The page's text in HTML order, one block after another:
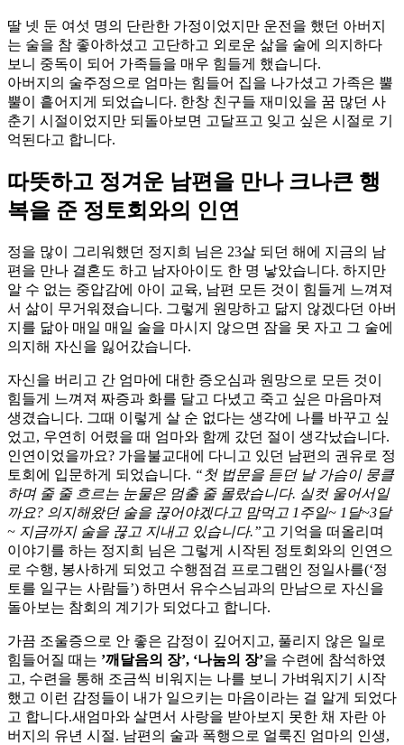
딸 넷 둔 여섯 명의 단란한 가정이었지만 운전을 했던 아버지
는 술을 참 좋아하셨고 고단하고 외로운 삶을 술에 의지하다
보니 중독이 되어 가족들을 매우 힘들게 했습니다.
아버지의 술주정으로 엄마는 힘들어 집을 나가셨고 가족은 뿔
뿔이 흩어지게 되었습니다. 한창 친구들 재미있을 꿈 많던 사
춘기 시절이었지만 되돌아보면 고달프고 잊고 싶은 시절로 기
억된다고 합니다.
따뜻하고 정겨운 남편을 만나 크나큰 행
복을 준 정토회와의 인연
정을 많이 그리워했던 정지희 님은 23살 되던 해에 지금의 남
편을 만나 결혼도 하고 남자아이도 한 명 낳았습니다. 하지만
알 수 없는 중압감에 아이 교육, 남편 모든 것이 힘들게 느껴져
서 삶이 무거워졌습니다. 그렇게 원망하고 닮지 않겠다던 아버
지를 닮아 매일 매일 술을 마시지 않으면 잠을 못 자고 그 술에
의지해 자신을 잃어갔습니다.
자신을 버리고 간 엄마에 대한 증오심과 원망으로 모든 것이
힘들게 느껴져 짜증과 화를 달고 다녔고 죽고 싶은 마음마져
생겼습니다. 그때 이렇게 살 순 없다는 생각에 나를 바꾸고 싶
었고, 우연히 어렸을 때 엄마와 함께 갔던 절이 생각났습니다.
인연이었을까요? 가을불교대에 다니고 있던 남편의 권유로 정
토회에 입문하게 되었습니다. “첫 법문을 듣던 날 가슴이 뭉클
하며 줄 줄 흐르는 눈물은 멈출 줄 몰랐습니다. 실컷 울어서일
까요? 의지해왔던 술을 끊어야겠다고 맘먹고 1주일~ 1달~3달
~ 지금까지 술을 끊고 지내고 있습니다.”고 기억을 떠올리며
이야기를 하는 정지희 님은 그렇게 시작된 정토회와의 인연으
로 수행, 봉사하게 되었고 수행점검 프로그램인 정일사를(‘정
토를 일구는 사람들’) 하면서 유수스님과의 만남으로 자신을
돌아보는 참회의 계기가 되었다고 합니다.
가끔 조울증으로 안 좋은 감정이 깊어지고, 풀리지 않은 일로
힘들어질 때는 ’깨달음의 장’, ‘나눔의 장’을 수련에 참석하였
고, 수련을 통해 조금씩 비워지는 나를 보니 가벼워지기 시작
했고 이런 감정들이 내가 일으키는 마음이라는 걸 알게 되었다
고 합니다.새엄마와 살면서 사랑을 받아보지 못한 채 자란 아
버지의 유년 시절. 남편의 술과 폭행으로 얼룩진 엄마의 인생,